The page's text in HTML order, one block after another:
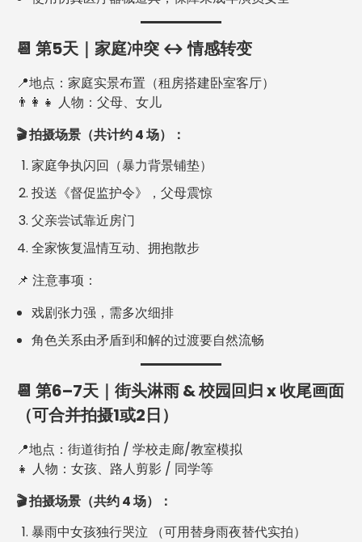
📆 第5天｜家庭冲突 ↔ 情感转变
📍地点：家庭实景布置（租房搭建卧室客厅）
👨‍👩‍👧 人物：父母、女儿
🎬 拍摄场景（共计约 4 场）：
家庭争执闪回（暴力背景铺垫）
投送《督促监护令》，父母震惊
父亲尝试靠近房门
全家恢复温情互动、拥抱散步
📌 注意事项：
戏剧张力强，需多次细排
角色关系由矛盾到和解的过渡要自然流畅
📆 第6–7天｜街头淋雨 & 校园回归 x 收尾画面
（可合并拍摄1或2日）
📍地点：街道街拍 / 学校走廊/教室模拟
👧 人物：女孩、路人剪影 / 同学等
🎬 拍摄场景（共约 4 场）：
暴雨中女孩独行哭泣 （可用替身雨夜替代实拍）